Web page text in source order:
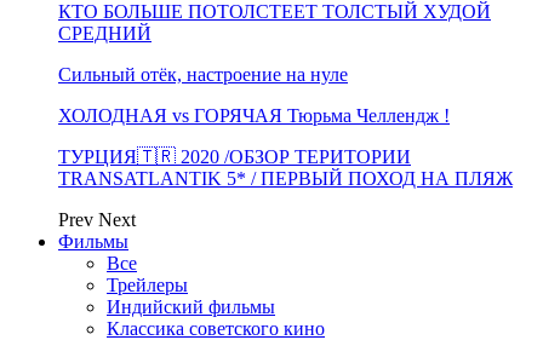
КТО БОЛЬШЕ ПОТОЛСТЕЕТ ТОЛСТЫЙ ХУДОЙ
СРЕДНИЙ
Сильный отёк, настроение на нуле
ХОЛОДНАЯ vs ГОРЯЧАЯ Тюрьма Челлендж !
ТУРЦИЯ🇹🇷 2020 /ОБЗОР ТЕРИТОРИИ
TRANSATLANTIK 5* / ПЕРВЫЙ ПОХОД НА ПЛЯЖ
Prev Next
Фильмы
Все
Трейлеры
Индийский фильмы
Классика советского кино